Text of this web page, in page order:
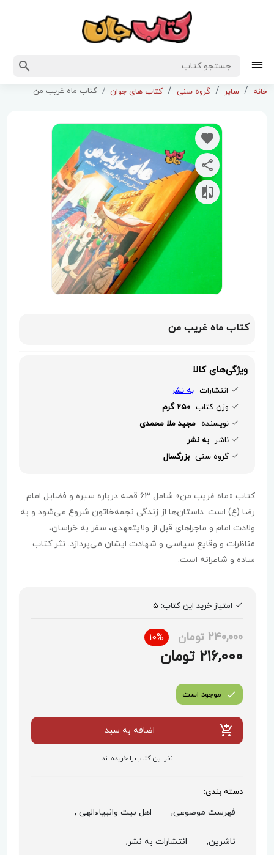
خانه سایر گروه سنی کتاب های جوان کتاب ماه غریب من
کتاب ماه غریب من
ویژگی‌های کالا
انتشارات به نشر
وزن کتاب 250 گرم
نویسنده مجید ملا محمدی
ناشر به نشر
گروه سنی بزرگسال
کتاب «ماه غریب من» شامل ۶۳ قصه درباره سیره و فضایل امام
رضا (ع) است. داستان‌ها از زندگی نجمه‌خاتون شروع می‌شود و به
ولادت امام و ماجراهای قبل از ولایتعهدی، سفر به خراسان،
مناظرات و وقایع سیاسی و شهادت ایشان می‌پردازد. نثر کتاب
ساده و شاعرانه است.
امتیاز خرید این کتاب: 5
240,000 تومان 10%
216,000 تومان
موجود است
اضافه به سبد
نفر این کتاب را خریده اند
دسته بندی:
فهرست موضوعی, اهل بیت وانبیاءالهی ,
ناشرین, انتشارات به نشر,